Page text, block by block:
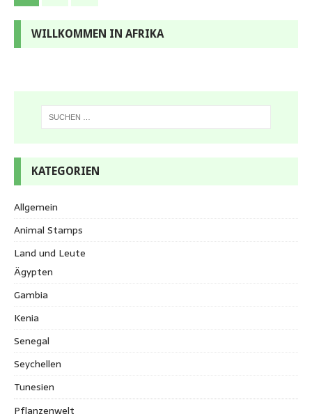
WILLKOMMEN IN AFRIKA
KATEGORIEN
Allgemein
Animal Stamps
Land und Leute
Ägypten
Gambia
Kenia
Senegal
Seychellen
Tunesien
Pflanzenwelt